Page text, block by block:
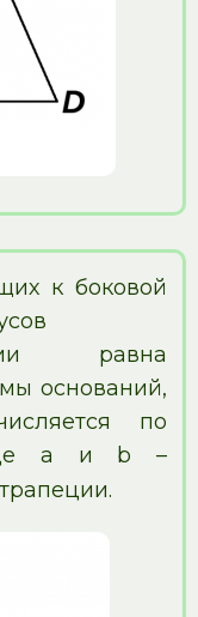
к боковой
равна
оснований,
по
a и b –